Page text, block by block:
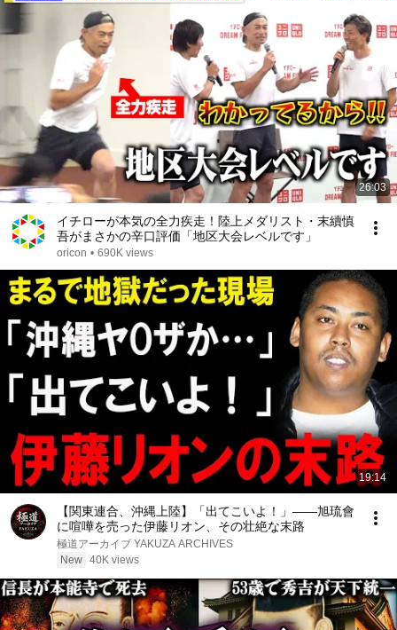
26:03
イチローが本気の全力疾走！陸上メダリスト・末續慎
吾がまさかの辛口評価「地区大会レベルです」
oricon • 690K views
19:14
【関東連合、沖縄上陸】「出てこいよ！」――旭琉會
に喧嘩を売った伊藤リオン、その壮絶な末路
極道アーカイブ YAKUZA ARCHIVES
New 40K views